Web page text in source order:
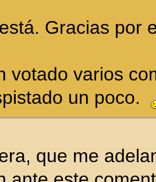
Gracias por
votado varios
un poco.
que me